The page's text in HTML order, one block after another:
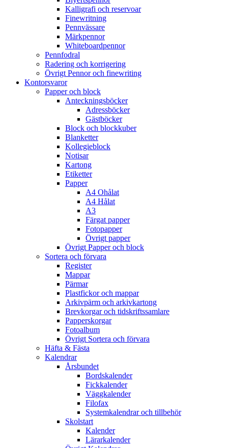
Kalligrafi och reservoar
Finewritning
Pennvässare
Märkpennor
Whiteboardpennor
Pennfodral
Radering och korrigering
Övrigt Pennor och finewriting
Kontorsvaror
Papper och block
Anteckningsböcker
Adressböcker
Gästböcker
Block och blockkuber
Blanketter
Kollegieblock
Notisar
Kartong
Etiketter
Papper
A4 Ohålat
A4 Hålat
A3
Färgat papper
Fotopapper
Övrigt papper
Övrigt Papper och block
Sortera och förvara
Register
Mappar
Pärmar
Plastfickor och mappar
Arkivpärm och arkivkartong
Brevkorgar och tidskriftssamlare
Papperskorgar
Fotoalbum
Övrigt Sortera och förvara
Häfta & Fästa
Kalendrar
Årsbundet
Bordskalender
Fickkalender
Väggkalender
Filofax
Systemkalendrar och tillbehör
Skolstart
Kalender
Lärarkalender